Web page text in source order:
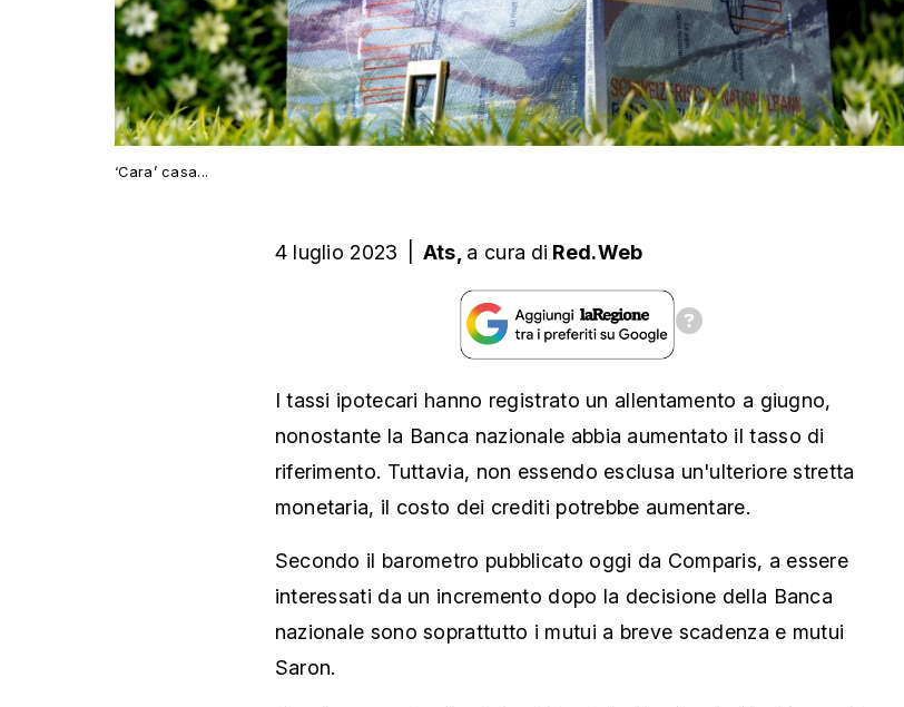
‘Cara’ casa...
4 luglio 2023 Ats, a cura di Red.Web
I tassi ipotecari hanno registrato un allentamento a giugno,
nonostante la Banca nazionale abbia aumentato il tasso di
riferimento. Tuttavia, non essendo esclusa un'ulteriore stretta
monetaria, il costo dei crediti potrebbe aumentare.
Secondo il barometro pubblicato oggi da Comparis, a essere
interessati da un incremento dopo la decisione della Banca
nazionale sono soprattutto i mutui a breve scadenza e mutui
Saron.